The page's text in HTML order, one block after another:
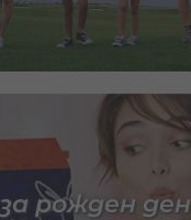
за рожден ден